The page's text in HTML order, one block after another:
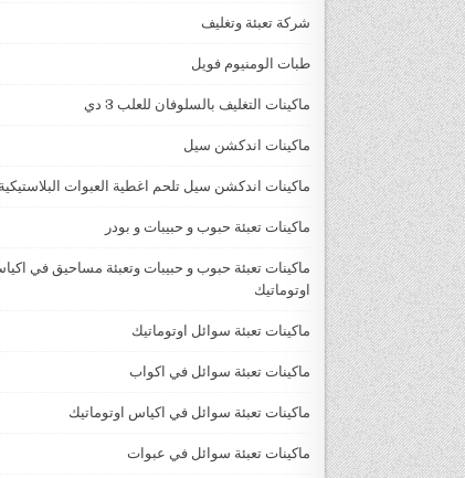
شركة تعبئة وتغليف
طبات الومنيوم فويل
ماكينات التغليف بالسلوفان للعلب 3 دي
ماكينات اندكشن سيل
ماكينات اندكشن سيل تلحم اغطية العبوات البلاستيكية
ماكينات تعبئة حبوب و حبيبات و بودر
ماكينات تعبئة حبوب و حبيبات وتعبئة مساحيق في
اوتوماتيك
ماكينات تعبئة سوائل اوتوماتيك
ماكينات تعبئة سوائل في اكواب
ماكينات تعبئة سوائل في اكياس اوتوماتيك
ماكينات تعبئة سوائل في عبوات